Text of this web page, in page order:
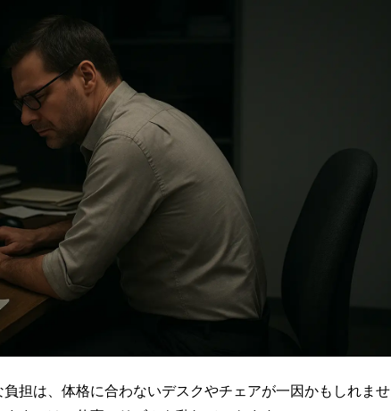
担は、体格に合わないデスクやチェアが一因かもしれませ